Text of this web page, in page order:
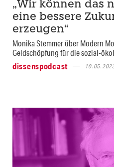
„Wir können das
eine bessere
erzeugen“
Monika Stemmer über Modern
Geldschöpfung für die sozial-
dissenspodcast